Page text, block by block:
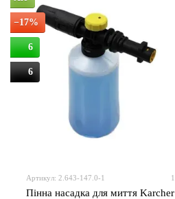
−17%
6
6
Артикул: 2.643-147.0-1 1
Пінна насадка для миття Karcher